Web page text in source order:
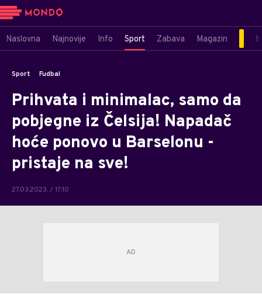
Naslovna Najnovije Info Sport Zabava Magazin
Sport Fudbal
Prihvata i minimalac, samo da
pobjegne iz Čelsija! Napadač
hoće ponovo u Barselonu -
pristaje na sve!
27.03.2023. / 17:10